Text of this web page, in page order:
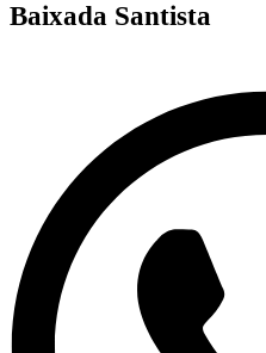
Baixada Santista